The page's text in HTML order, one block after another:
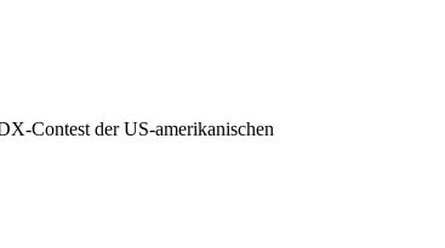
Contest der US-amerikanischen